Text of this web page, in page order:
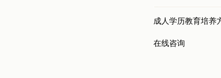
成人学历教育培养
在线咨询